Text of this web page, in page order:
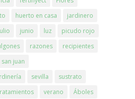
huerto en casa
jardinero
junio luz
picudo rojo
razones
recipientes
san juan
sevilla
sustrato
verano
Áboles